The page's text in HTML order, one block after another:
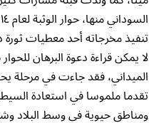
تنفيذ مخرجاته أحد معطيات ثورة
لا يمكن قراءة دعوة البرهان
الميداني، فقد جاءت في مرحلة
تقدما ملموسا في استعادة
ومناطق حيوية في وسط البلاد